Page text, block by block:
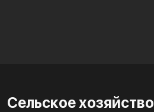
Сельское хозяйство